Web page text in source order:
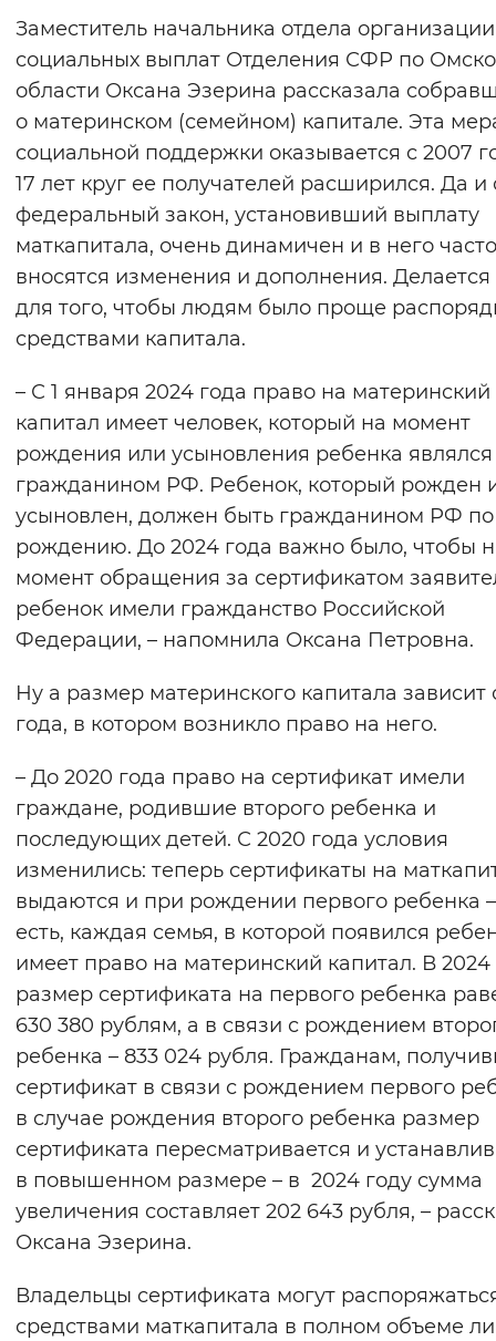
Заместитель начальника отдела организации
социальных выплат Отделения СФР по
области Оксана Эзерина рассказала
о материнском (семейном) капитале. Эта
социальной поддержки оказывается с 2007
17 лет круг ее получателей расширился. Да и
федеральный закон, установивший выплату
маткапитала, очень динамичен и в него часто
вносятся изменения и дополнения. Делается
для того, чтобы людям было проще
средствами капитала.
– С 1 января 2024 года право на материнский
капитал имеет человек, который на момент
рождения или усыновления ребенка являлся
гражданином РФ. Ребенок, который рожден
усыновлен, должен быть гражданином РФ по
рождению. До 2024 года важно было, чтобы
момент обращения за сертификатом
ребенок имели гражданство Российской
Федерации, – напомнила Оксана Петровна.
Ну а размер материнского капитала зависит
года, в котором возникло право на него.
– До 2020 года право на сертификат имели
граждане, родившие второго ребенка и
последующих детей. С 2020 года условия
изменились: теперь сертификаты на
выдаются и при рождении первого ребенка
есть, каждая семья, в которой появился
имеет право на материнский капитал. В 2024
размер сертификата на первого ребенка
630 380 рублям, а в связи с рождением
ребенка – 833 024 рубля. Гражданам,
сертификат в связи с рождением первого
в случае рождения второго ребенка размер
сертификата пересматривается и
в повышенном размере – в 2024 году сумма
увеличения составляет 202 643 рубля, –
Оксана Эзерина.
Владельцы сертификата могут
средствами маткапитала в полном объеме